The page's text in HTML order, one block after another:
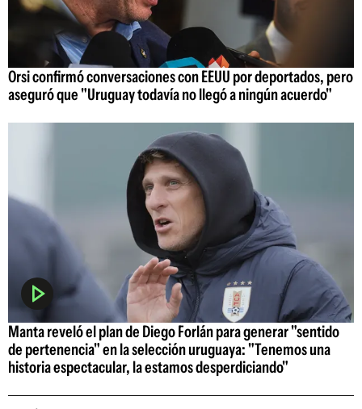
Orsi confirmó conversaciones con EEUU por deportados, pero
aseguró que "Uruguay todavía no llegó a ningún acuerdo"
Manta reveló el plan de Diego Forlán para generar "sentido
de pertenencia" en la selección uruguaya: "Tenemos una
historia espectacular, la estamos desperdiciando"